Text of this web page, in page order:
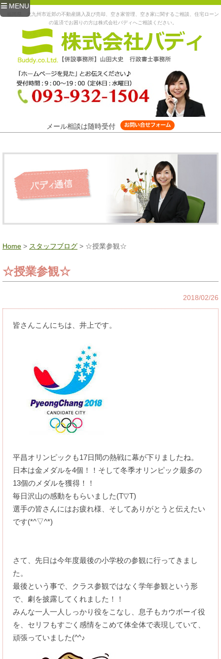
MENU
福岡県、北九州市近郊の不動産購入及び売却、空き家管理、空き家に関するご相談、住宅ローン
の返済でお困りの方は株式会社バディへご相談ください。
メール相談は随時受付
Home > スタッフブログ > ☆授業参観☆
☆授業参観☆
2018/02/26
皆さんこんにちは、井上です。
平昌オリンピックも17日間の熱戦に幕が下りましたね。
日本は金メダルを4個！！そして冬季オリンピック最多の
13個のメダルを獲得！！
毎日沢山の感動をもらいました(T▽T)
選手の皆さんにはお疲れ様、そしてありがとうと伝えたい
です(*^▽^*)
さて、先日は今年度最後の小学校の参観に行ってきまし
た。
最後という事で、クラス参観ではなく学年参観という形
で、劇を披露してくれました！！
みんな一人一人しっかり役をこなし、息子もカウボーイ役
を、セリフもすごく感情をこめて体全体で表現していて、
頑張っていました(^^♪